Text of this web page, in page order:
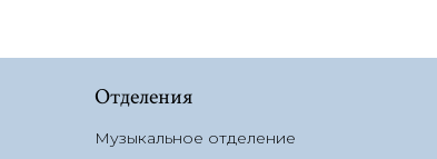
Отделения
Музыкальное отделение